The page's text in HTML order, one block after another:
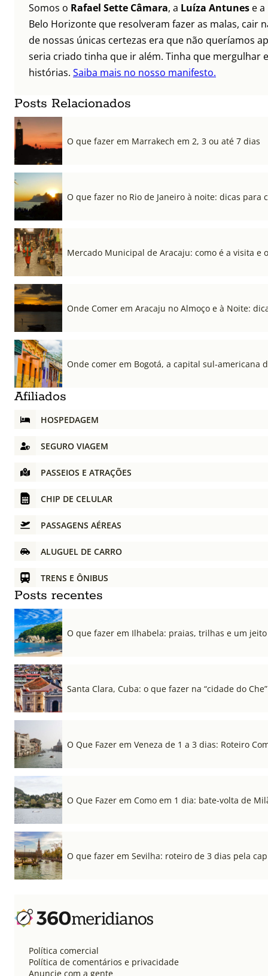
Somos o Rafael Sette Câmara, a Luíza Antunes e a
Belo Horizonte que resolveram fazer as malas, cair
de nossas únicas certezas era que não queríamos
seria criado tinha que ir além. Tinha que mergulhar
histórias. Saiba mais no nosso manifesto.
Posts Relacionados
O que fazer em Marrakech em 2, 3 ou até 7 dias
O que fazer no Rio de Janeiro à noite: dicas para
Mercado Municipal de Aracaju: como é a visita e
Onde Comer em Aracaju no Almoço e à Noite:
Onde comer em Bogotá, a capital sul-americana
Afiliados
HOSPEDAGEM
SEGURO VIAGEM
PASSEIOS E ATRAÇÕES
CHIP DE CELULAR
PASSAGENS AÉREAS
ALUGUEL DE CARRO
TRENS E ÔNIBUS
Posts recentes
O que fazer em Ilhabela: praias, trilhas e um
Santa Clara, Cuba: o que fazer na “cidade do Che”
O Que Fazer em Veneza de 1 a 3 dias: Roteiro
O Que Fazer em Como em 1 dia: bate-volta de
O que fazer em Sevilha: roteiro de 3 dias pela
Política comercial
Política de comentários e privacidade
Anuncie com a gente